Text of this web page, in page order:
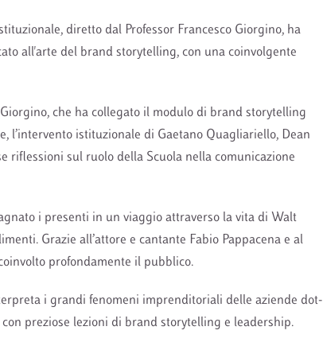
diretto dal Professor Francesco Giorgino, ha
all'arte del brand storytelling, con una coinvolgente
che ha collegato il modulo di brand storytelling
l’intervento istituzionale di Gaetano Quagliariello, Dean
riflessioni sul ruolo della Scuola nella comunicazione
i presenti in un viaggio attraverso la vita di Walt
Grazie all’attore e cantante Fabio Pappacena e al
profondamente il pubblico.
i grandi fenomeni imprenditoriali delle aziende dot-
preziose lezioni di brand storytelling e leadership.